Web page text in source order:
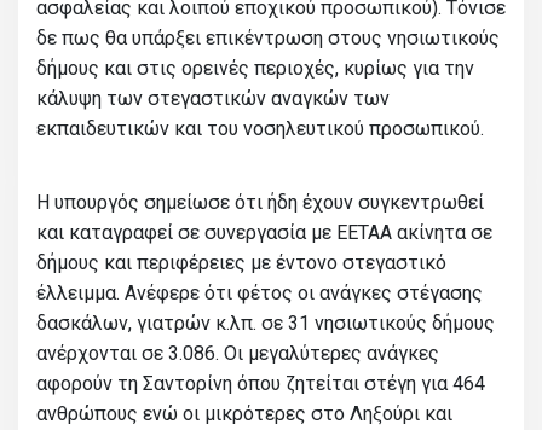
ασφαλείας και λοιπού εποχικού προσωπικού). Τόνισε
δε πως θα υπάρξει επικέντρωση στους νησιωτικούς
δήμους και στις ορεινές περιοχές, κυρίως για την
κάλυψη των στεγαστικών αναγκών των
εκπαιδευτικών και του νοσηλευτικού προσωπικού.
Η υπουργός σημείωσε ότι ήδη έχουν συγκεντρωθεί
και καταγραφεί σε συνεργασία µε ΕΕΤΑΑ ακίνητα σε
δήμους και περιφέρειες µε έντονο στεγαστικό
έλλειμμα. Ανέφερε ότι φέτος οι ανάγκες στέγασης
δασκάλων, γιατρών κ.λπ. σε 31 νησιωτικούς δήμους
ανέρχονται σε 3.086. Οι μεγαλύτερες ανάγκες
αφορούν τη Σαντορίνη όπου ζητείται στέγη για 464
ανθρώπους ενώ οι μικρότερες στο Ληξούρι και